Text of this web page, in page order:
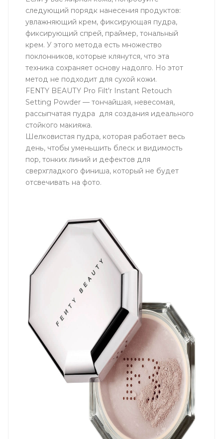
следующий порядк нанесения продуктов:
увлажняющий крем, фиксирующая пудра,
фиксирующий спрей, праймер, тональный
крем. У этого метода есть множество
поклонников, которые клянутся, что эта
техника сохраняет основу надолго. Но этот
метод не подходит для сухой кожи.
FENTY BEAUTY Pro Filt'r Instant Retouch
Setting Powder — тончайшая, невесомая,
рассыпчатая пудра для создания идеального
стойкого макияжа.
Шелковистая пудра, которая работает весь
день, чтобы уменьшить блеск и видимость
пор, тонких линий и дефектов для
сверхгладкого финиша, который не будет
отсвечивать на фото.